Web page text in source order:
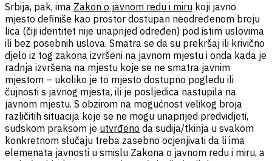
Srbija, pak, ima Zakon o javnom redu i miru koji javno
mjesto definiše kao prostor dostupan neodređenom broju
lica (čiji identitet nije unaprijed određen) pod istim uslovima
ili bez posebnih uslova. Smatra se da su prekršaj ili krivično
djelo iz tog zakona izvršeni na javnom mjestu i onda kada je
radnja izvršena na mjestu koje se ne smatra javnim
mjestom – ukoliko je to mjesto dostupno pogledu ili
čujnosti s javnog mjesta, ili je posljedica nastupila na
javnom mjestu. S obzirom na mogućnost velikog broja
različitih situacija koje se ne mogu unaprijed predvidjeti,
sudskom praksom je utvrđeno da sudija/tkinja u svakom
konkretnom slučaju treba zasebno ocjenjivati da li ima
elemenata javnosti u smislu Zakona o javnom redu i miru, a